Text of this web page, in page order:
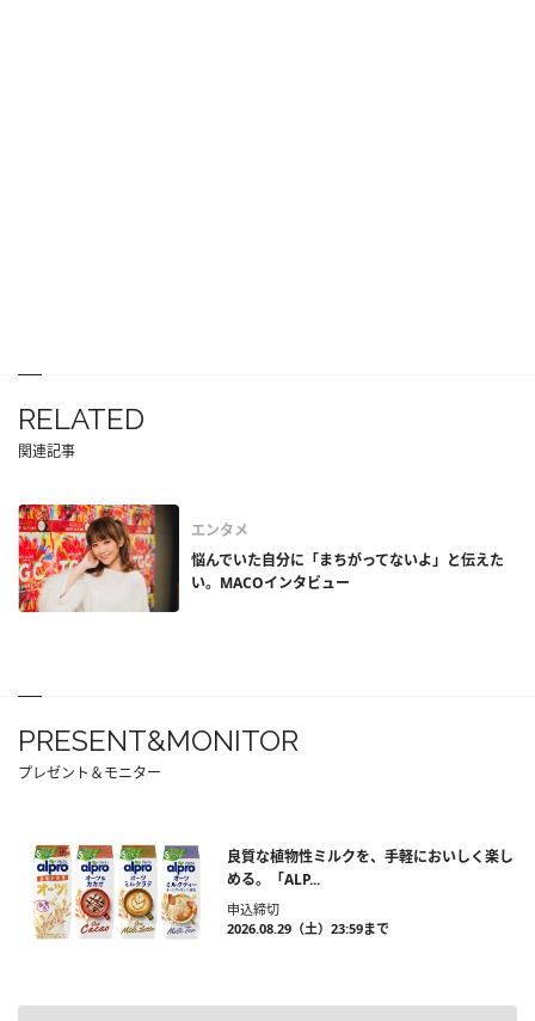
RELATED
関連記事
エンタメ
悩んでいた自分に「まちがってないよ」と伝えた
い。MACOインタビュー
PRESENT&MONITOR
プレゼント＆モニター
良質な植物性ミルクを、手軽においしく楽し
める。「ALP...
申込締切
2026.08.29（土）23:59まで